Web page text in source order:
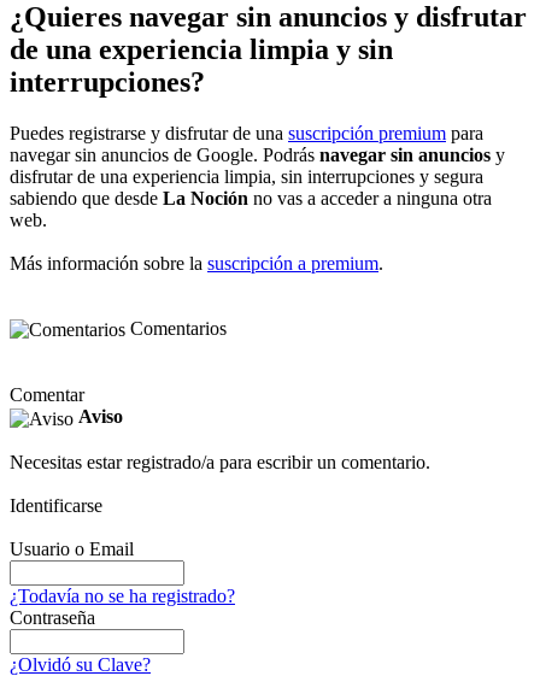
¿Quieres navegar sin anuncios y disfrutar
de una experiencia limpia y sin
interrupciones?
Puedes registrarse y disfrutar de una suscripción premium para
navegar sin anuncios de Google. Podrás navegar sin anuncios y
disfrutar de una experiencia limpia, sin interrupciones y segura
sabiendo que desde La Noción no vas a acceder a ninguna otra
web.
Más información sobre la suscripción a premium.
Comentarios
Comentar
Aviso
Necesitas estar registrado/a para escribir un comentario.
Identificarse
Usuario o Email
¿Todavía no se ha registrado?
Contraseña
¿Olvidó su Clave?